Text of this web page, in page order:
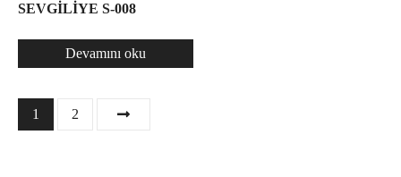
SEVGİLİYE S-008
Devamını oku
1 2